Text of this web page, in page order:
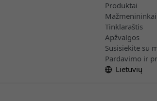
Produktai
Mažmenininkai
Tinklaraštis
Apžvalgos
Susisiekite su
Pardavimo ir
Lietuvių